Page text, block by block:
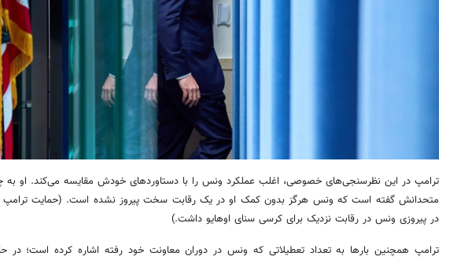
ترامپ در این نظرسنجی‌های خصوصی، اغلب عملکرد ونس را با دستاوردهای خودش مقایسه می‌کند. او به
متحدانش گفته است که ونس هرگز بدون کمک او در یک رقابت سخت پیروز نشده است. (حمایت
در پیروزی ونس در رقابت نزدیک برای کرسی سنای اوهایو داشت.)
ترامپ همچنین بارها به تعداد تعطیلاتی که ونس در دوران معاونت خود رفته اشاره کرده است؛ در